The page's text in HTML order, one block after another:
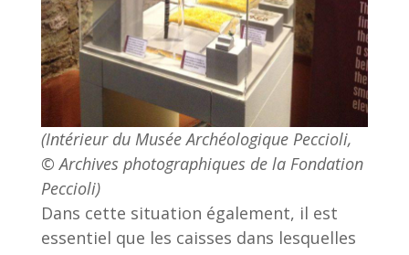
(Intérieur du Musée Archéologique Peccioli,
© Archives photographiques de la Fondation
Peccioli)
Dans cette situation également, il est
essentiel que les caisses dans lesquelles